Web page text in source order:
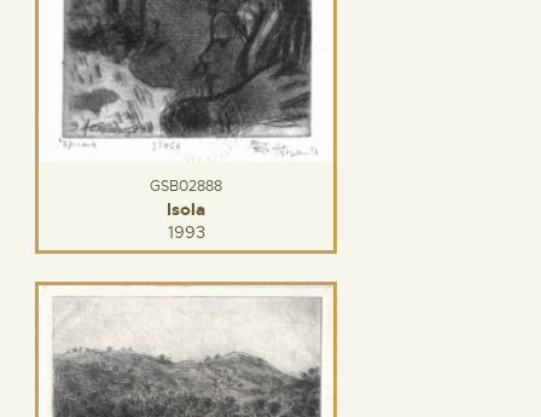
GSB02888
Isola
1993